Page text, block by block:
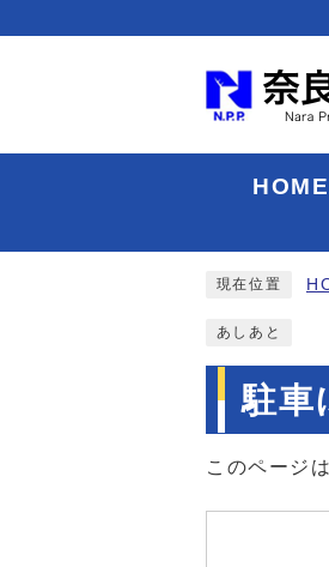
HOME
現在位置
あしあと
駐車
このページ